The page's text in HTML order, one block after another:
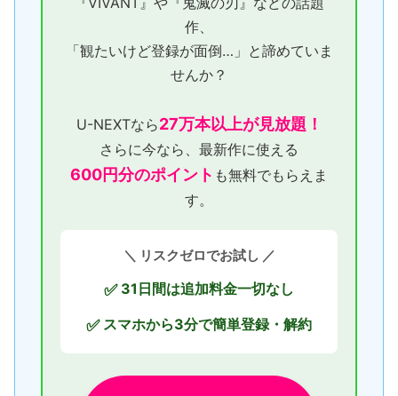
作、
「観たいけど登録が面倒…」と諦めていま
せんか？
U-NEXTなら27万本以上が見放題！
さらに今なら、最新作に使える
600円分のポイント も無料でもらえま
す。
＼ リスクゼロでお試し ／
✅31日間は追加料金一切なし
✅スマホから3分で簡単登録・解約